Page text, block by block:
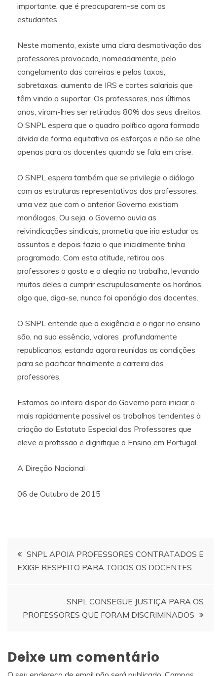
importante, que é preocuparem-se com os
estudantes.
Neste momento, existe uma clara desmotivação dos
professores provocada, nomeadamente, pelo
congelamento das carreiras e pelas taxas,
sobretaxas, aumento de IRS e cortes salariais que
têm vindo a suportar. Os professores, nos últimos
anos, viram-lhes ser retirados 80% dos seus direitos.
O SNPL espera que o quadro político agora formado
divida de forma equitativa os esforços e não se olhe
apenas para os docentes quando se fala em crise.
O SNPL espera também que se privilegie o diálogo
com as estruturas representativas dos professores,
uma vez que com o anterior Governo existiam
monólogos. Ou seja, o Governo ouvia as
reivindicações sindicais, prometia que iria estudar os
assuntos e depois fazia o que inicialmente tinha
programado. Com esta atitude, retirou aos
professores o gosto e a alegria no trabalho, levando
muitos deles a cumprir escrupulosamente os horários,
algo que, diga-se, nunca foi apanágio dos docentes.
O SNPL entende que a exigência e o rigor no ensino
são, na sua essência, valores profundamente
republicanos, estando agora reunidas as condições
para se pacificar finalmente a carreira dos
professores.
Estamos ao inteiro dispor do Governo para iniciar o
mais rapidamente possível os trabalhos tendentes à
criação do Estatuto Especial dos Professores que
eleve a profissão e dignifique o Ensino em Portugal.
A Direção Nacional
06 de Outubro de 2015
Navegação
de
artigos
SNPL APOIA PROFESSORES CONTRATADOS E
EXIGE RESPEITO PARA TODOS OS DOCENTES
SNPL CONSEGUE JUSTIÇA PARA OS
PROFESSORES QUE FORAM DISCRIMINADOS
Deixe um comentário